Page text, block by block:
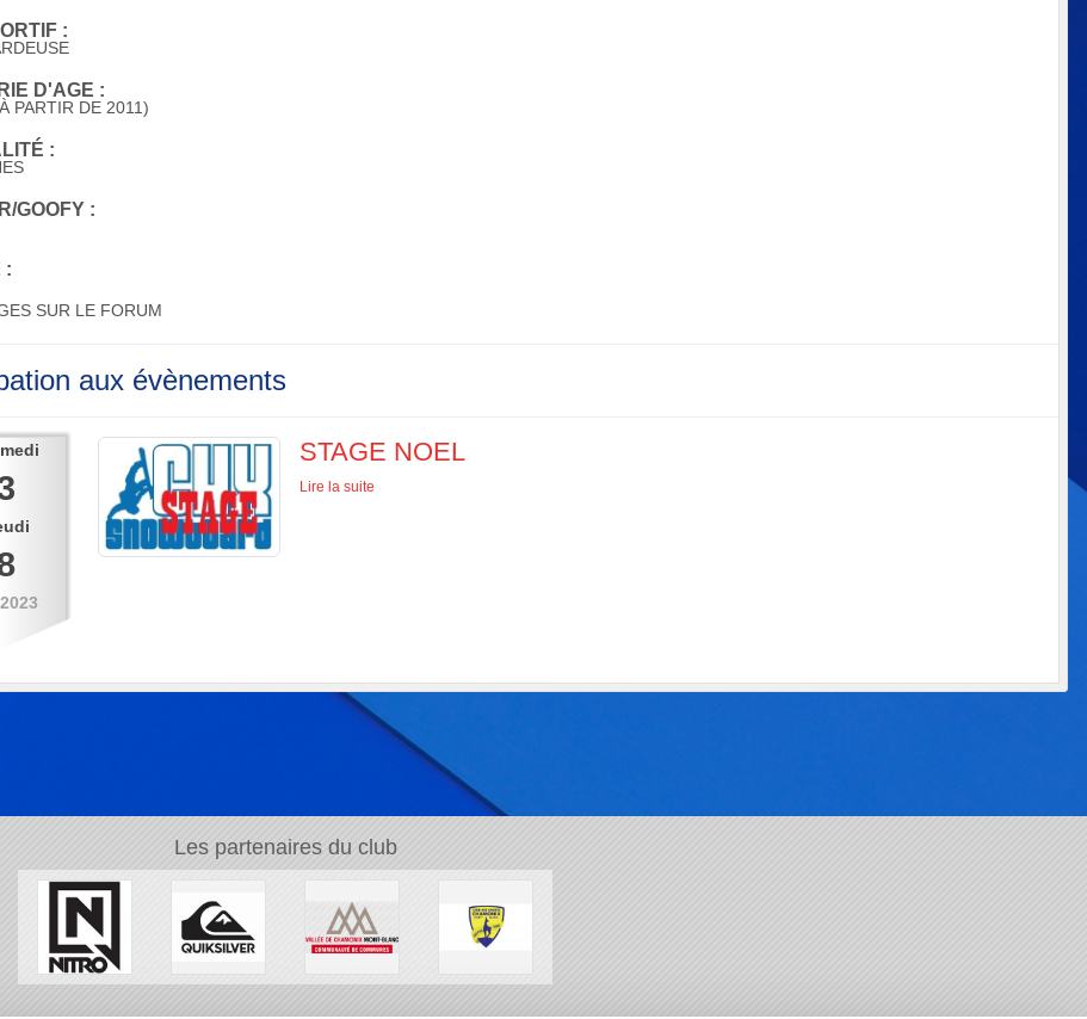
:
D'AGE :
PARTIR DE 2011)
:
GOOFY :
:
SUR LE FORUM
aux évènements
2023
STAGE NOEL
Lire la suite
Les partenaires du club